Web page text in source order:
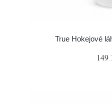
True Hokejové
149